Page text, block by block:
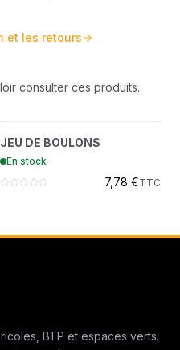
et les retours
consulter ces produits.
?
7005129
JEU DE BOULONS
En stock
7,78 €TTC
BTP et espaces verts.